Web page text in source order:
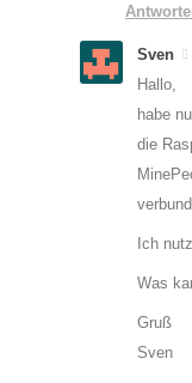
Sven
Hallo,
habe
die
Ich
Was
Gruß
Sven